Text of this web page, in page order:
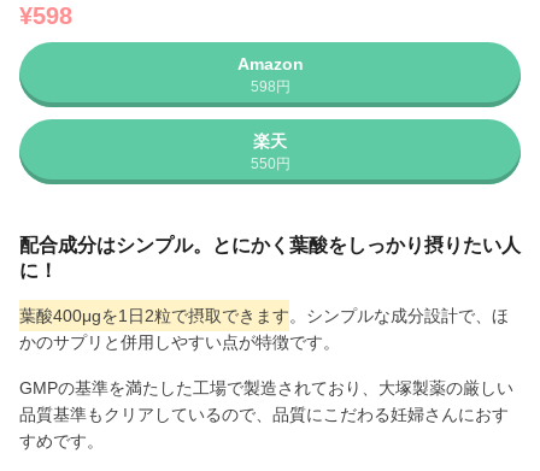
¥598
Amazon
598円
楽天
550円
配合成分はシンプル。とにかく葉酸をしっかり摂りたい人
に！
葉酸400μgを1日2粒で摂取できます。シンプルな成分設計で、ほ
かのサプリと併用しやすい点が特徴です。
GMPの基準を満たした工場で製造されており、大塚製薬の厳しい
品質基準もクリアしているので、品質にこだわる妊婦さんにおす
すめです。